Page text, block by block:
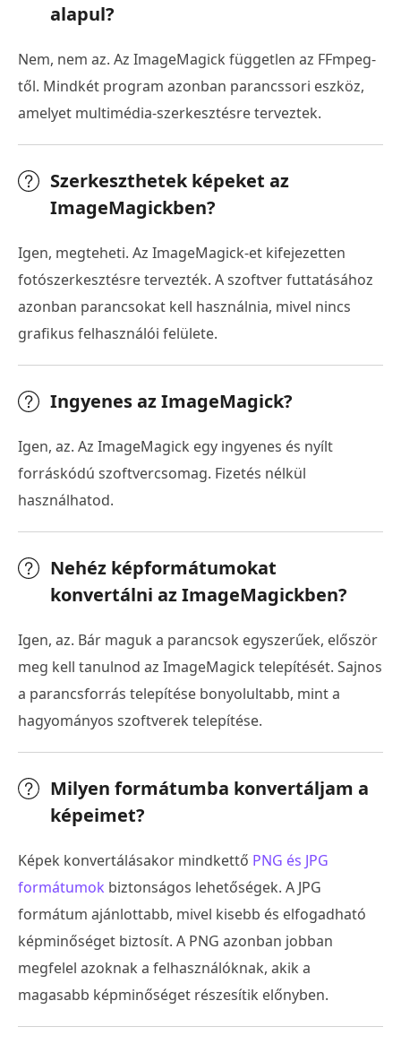
alapul?
Nem, nem az. Az ImageMagick független az FFmpeg-
től. Mindkét program azonban parancssori eszköz,
amelyet multimédia-szerkesztésre terveztek.
Szerkeszthetek képeket az
ImageMagickben?
Igen, megteheti. Az ImageMagick-et kifejezetten
fotószerkesztésre tervezték. A szoftver futtatásához
azonban parancsokat kell használnia, mivel nincs
grafikus felhasználói felülete.
Ingyenes az ImageMagick?
Igen, az. Az ImageMagick egy ingyenes és nyílt
forráskódú szoftvercsomag. Fizetés nélkül
használhatod.
Nehéz képformátumokat
konvertálni az ImageMagickben?
Igen, az. Bár maguk a parancsok egyszerűek, először
meg kell tanulnod az ImageMagick telepítését. Sajnos
a parancsforrás telepítése bonyolultabb, mint a
hagyományos szoftverek telepítése.
Milyen formátumba konvertáljam a
képeimet?
Képek konvertálásakor mindkettő PNG és JPG
formátumok biztonságos lehetőségek. A JPG
formátum ajánlottabb, mivel kisebb és elfogadható
képminőséget biztosít. A PNG azonban jobban
megfelel azoknak a felhasználóknak, akik a
magasabb képminőséget részesítik előnyben.